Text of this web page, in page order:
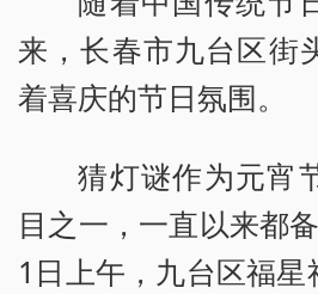
来，长春市九台区街
着喜庆的节日氛围。
猜灯谜作为元宵
目之一，一直以来都
1日上午，九台区福